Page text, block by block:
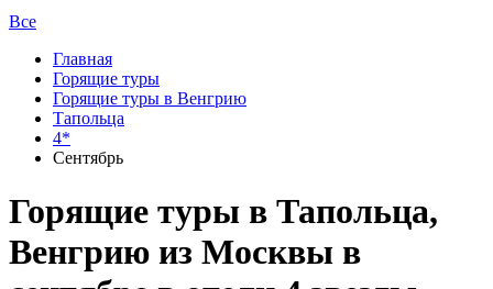
Все
Главная
Горящие туры
Горящие туры в Венгрию
Тапольца
4*
Сентябрь
Горящие туры в Тапольца,
Венгрию из Москвы в